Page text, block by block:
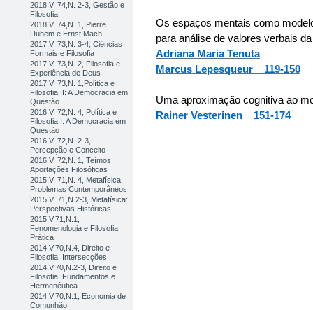
2018,V. 74,N. 2-3, Gestão e
Filosofia
2018,V. 74,N. 1, Pierre
Duhem e Ernst Mach
2017,V. 73,N. 3-4, Ciências
Formais e Filosofia
2017,V. 73,N. 2, Filosofia e
Experiência de Deus
2017,V. 73,N. 1,Política e
Filosofia II: A Democracia em
Questão
2016,V. 72,N. 4, Política e
Filosofia I: A Democracia em
Questão
2016,V. 72,N. 2-3,
Percepção e Conceito
2016,V. 72,N. 1, Teímos:
Aportações Filosóficas
2015,V. 71,N. 4, Metafísica:
Problemas Contemporâneos
2015,V. 71,N.2-3, Metafísica:
Perspectivas Históricas
2015,V.71,N.1,
Fenomenologia e Filosofia
Prática
2014,V.70,N.4, Direito e
Filosofia: Intersecções
2014,V.70,N.2-3, Direito e
Filosofia: Fundamentos e
Hermenêutica
2014,V.70,N.1, Economia de
Comunhão
Os espaços mentais como
para análise de valores verbais
Adriana Maria Tenuta
Marcus Lepesqueur 119-150
Uma aproximação cognitiva ao
Rainer Vesterinen 151-174